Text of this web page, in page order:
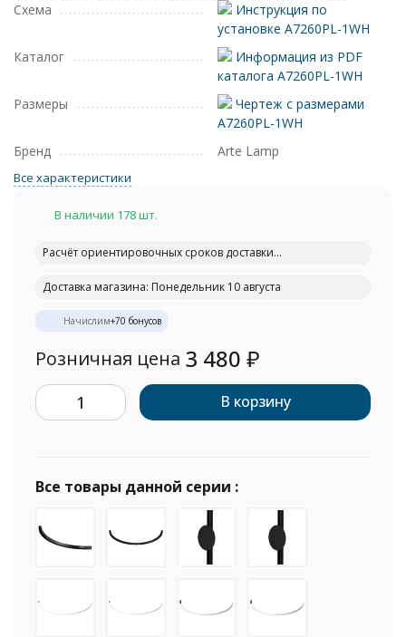
Схема
Инструкция по
установке A7260PL-1WH
Каталог
Информация из PDF
каталога A7260PL-1WH
Размеры
Чертеж с размерами
A7260PL-1WH
Бренд
Arte Lamp
Все характеристики
В наличии 178 шт.
Расчёт ориентировочных сроков доставки...
Доставка магазина: Понедельник 10 августа
Начислим+70 бонусов
Розничная цена 3 480 ₽
В корзину
Все товары данной серии :